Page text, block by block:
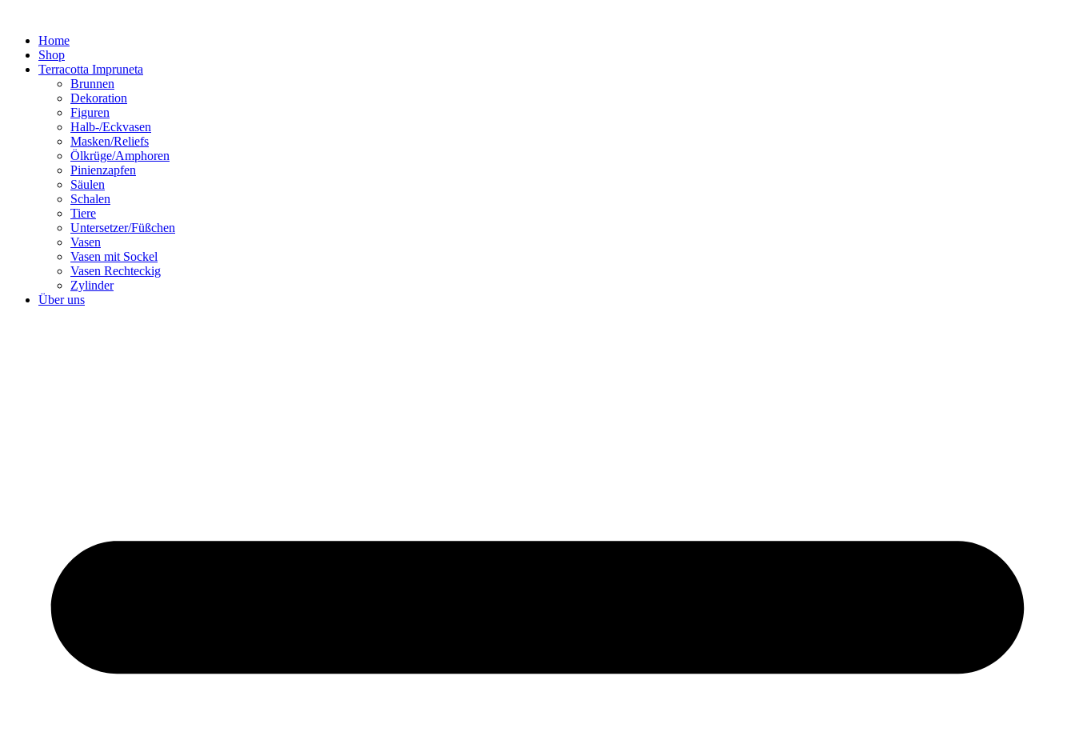
springenHome
Shop
Terracotta Impruneta
Brunnen
Dekoration
Figuren
Halb-/Eckvasen
Masken/Reliefs
Ölkrüge/Amphoren
Pinienzapfen
Säulen
Schalen
Tiere
Untersetzer/Füßchen
Vasen
Vasen mit Sockel
Vasen Rechteckig
Zylinder
Über uns